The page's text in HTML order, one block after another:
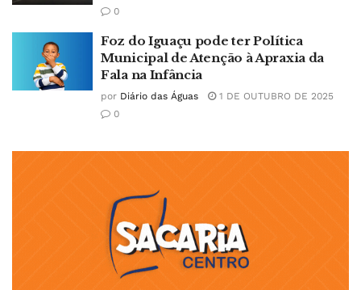
0
Foz do Iguaçu pode ter Política
Municipal de Atenção à Apraxia da
Fala na Infância
por Diário das Águas
1 DE OUTUBRO DE 2025
0